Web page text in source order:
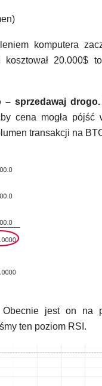
komputera
kosztował 20.000$
– sprzedawaj drogo.
cena mogła pójść
transakcji na
Obecnie jest on na
ten poziom RSI.